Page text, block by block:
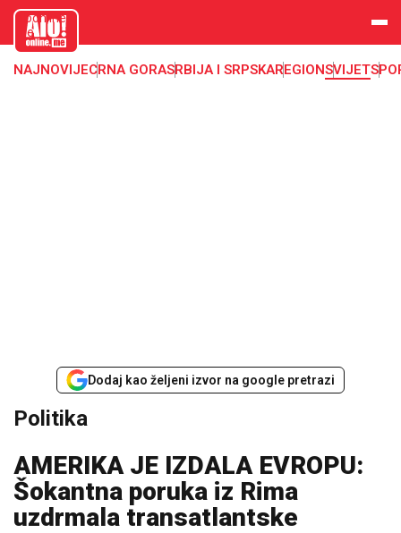
aloonline.
me
NAJNOVIJECRNA GORASRBIJA I SRPSKAREGIONSVIJET
Dodaj kao željeni izvor na google pretrazi
Politika
AMERIKA JE IZDALA EVROPU:
Šokantna poruka iz Rima
uzdrmala transatlantske